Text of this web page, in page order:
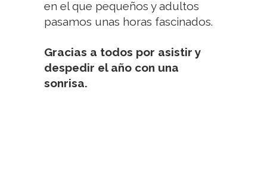
en el que pequeños y adultos
pasamos unas horas fascinados.
Gracias a todos por asistir y
despedir el año con una
sonrisa.